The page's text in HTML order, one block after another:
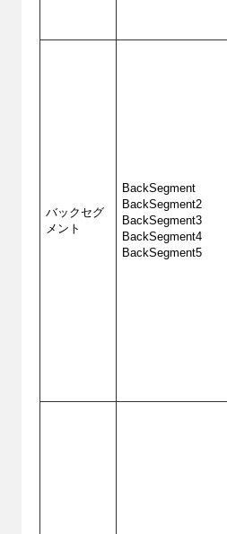
バックセグ
メント
BackSegment
BackSegment2
BackSegment3
BackSegment4
BackSegment5